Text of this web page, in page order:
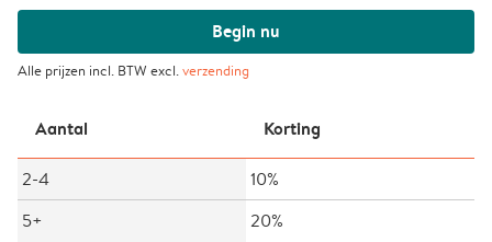
Begin nu
Alle prijzen incl. BTW excl.verzending
Aantal Korting
2-4
10%
5+
20%